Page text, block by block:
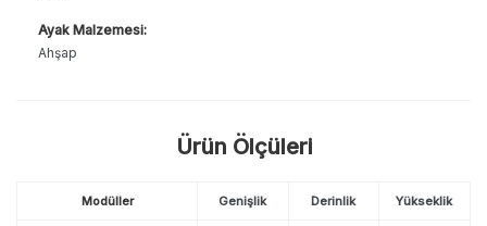
Ayak Malzemesi:
Ahşap
Ürün Ölçüleri
Modüller Genişlik Derinlik Yükseklik